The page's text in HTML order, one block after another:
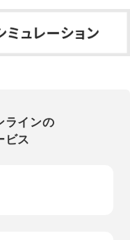
ラインの
ビス